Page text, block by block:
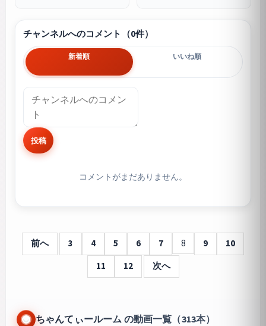
チャンネルへのコメント（0件）
新着順 いいね順
投稿
コメントがまだありません。
前へ 3 4 5 6 7 8 9
10
11
12 次へ
ちゃんてぃールーム の動画一覧（313本）